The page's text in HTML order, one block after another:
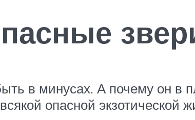
в минусах. А почему он в
опасной экзотической